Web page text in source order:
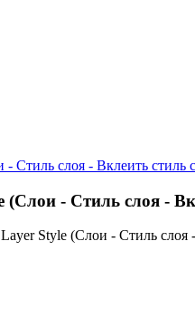
Стиль слоя - Вклеить стиль
(Слои - Стиль слоя -
Style (Слои - Стиль